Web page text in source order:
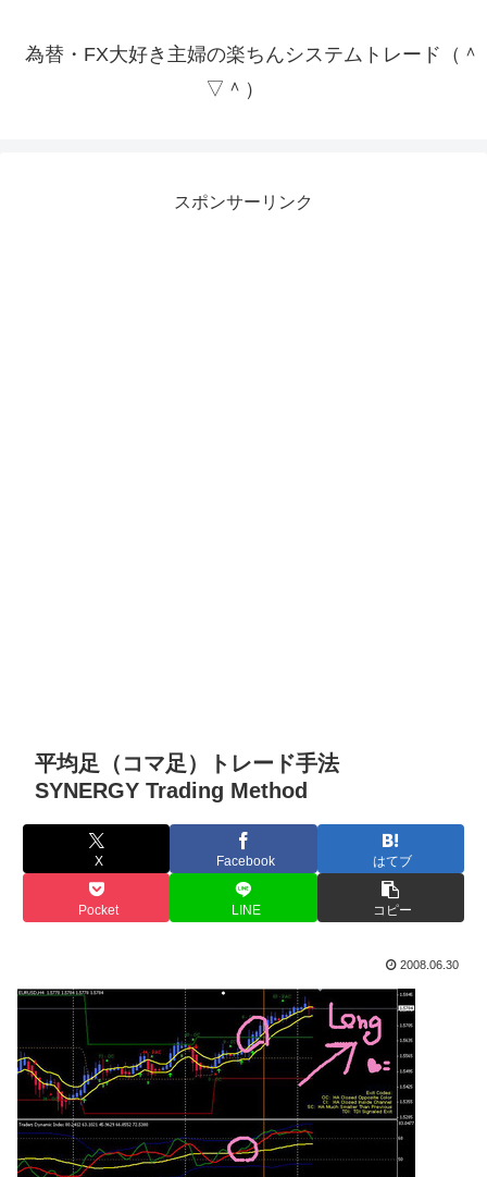
為替・FX大好き主婦の楽ちんシステムトレード（＾
▽＾）
スポンサーリンク
平均足（コマ足）トレード手法
SYNERGY Trading Method
X Facebook はてブ
Pocket LINE コピー
2008.06.30